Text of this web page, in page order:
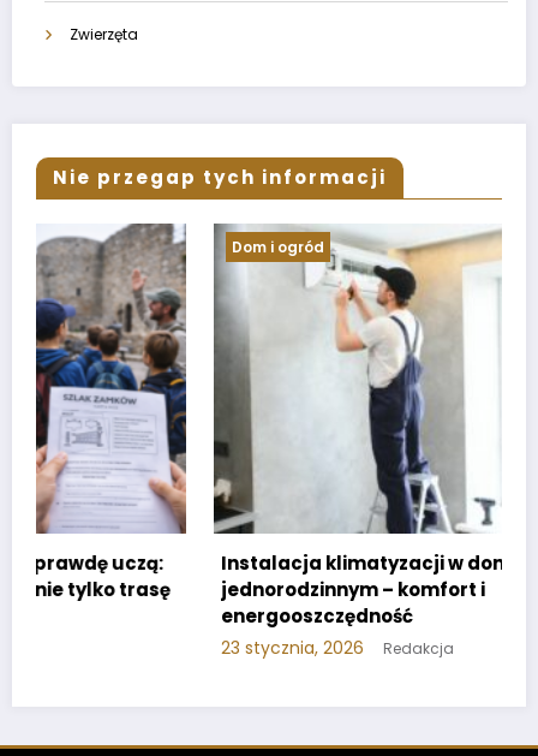
Zwierzęta
Nie przegap tych informacji
Dom i ogród
Instalacja klimatyzacji w domu
jednorodzinnym – komfort i
energooszczędność
Redakcja